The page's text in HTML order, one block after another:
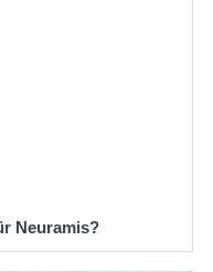
Neuramis?